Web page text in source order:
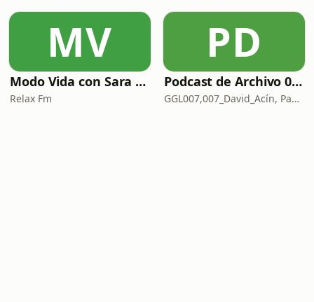
MV
Modo Vida con Sara Manzaneque
Relax Fm
PD
Podcast de Archivo 007
GGL007,007_David_Acín, Pablo_Ortega, 58, AlbertoBond y Claalc